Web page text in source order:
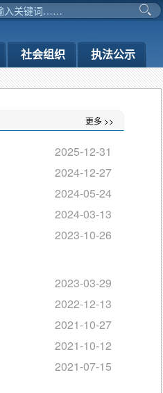
社会组织 执法公示
更多 >>
2025-12-31
2024-12-27
2024-05-24
2024-03-13
2023-10-26
2023-03-29
2022-12-13
2021-10-27
2021-10-12
2021-07-15